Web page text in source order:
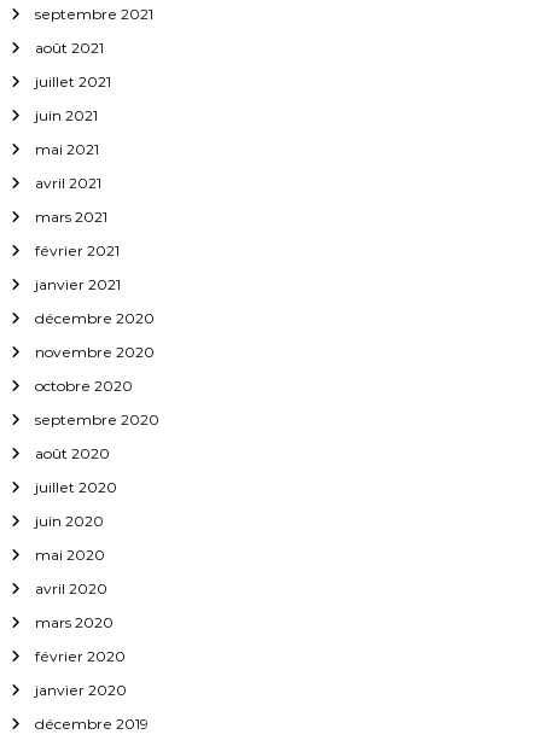
septembre 2021
août 2021
juillet 2021
juin 2021
mai 2021
avril 2021
mars 2021
février 2021
janvier 2021
décembre 2020
novembre 2020
octobre 2020
septembre 2020
août 2020
juillet 2020
juin 2020
mai 2020
avril 2020
mars 2020
février 2020
janvier 2020
décembre 2019